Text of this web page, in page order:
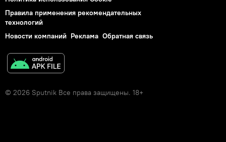
Правила применения рекомендательных
технологий
Новости компаний Реклама Обратная связь
© 2026 Sputnik Все права защищены. 18+